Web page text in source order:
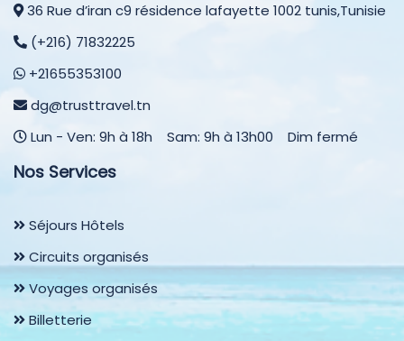
36 Rue d’iran c9 résidence lafayette 1002 tunis,Tunisie
(+216) 71832225
+21655353100
dg@trusttravel.tn
Lun - Ven: 9h à 18h Sam: 9h à 13h00 Dim fermé
Nos Services
Séjours Hôtels
Circuits organisés
Voyages organisés
Billetterie